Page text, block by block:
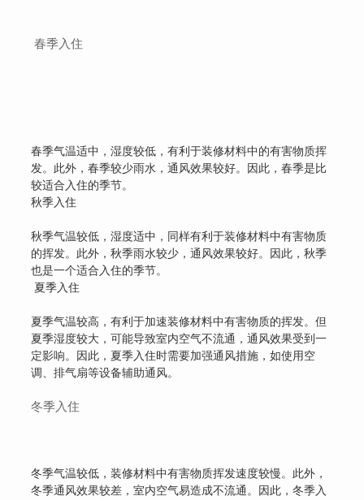
春季入住
春季气温适中，湿度较低，有利于装修材料中的有害物质挥
发。此外，春季较少雨水，通风效果较好。因此，春季是比
较适合入住的季节。
秋季入住
秋季气温较低，湿度适中，同样有利于装修材料中有害物质
的挥发。此外，秋季雨水较少，通风效果较好。因此，秋季
也是一个适合入住的季节。
夏季入住
夏季气温较高，有利于加速装修材料中有害物质的挥发。但
夏季湿度较大，可能导致室内空气不流通，通风效果受到一
定影响。因此，夏季入住时需要加强通风措施，如使用空
调、排气扇等设备辅助通风。
冬季入住
冬季气温较低，装修材料中有害物质挥发速度较慢。此外，
冬季通风效果较差，室内空气易造成不流通。因此，冬季入